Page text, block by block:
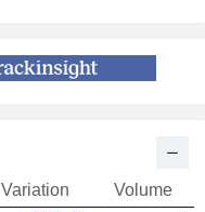
Variation
Volume